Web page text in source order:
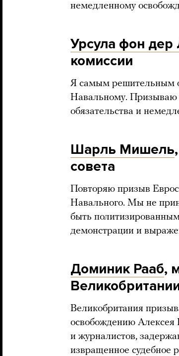
немедленному
Урсула фон дер
комиссии
Я самым решительным
Навальному. Призываю
обязательства и
Шарль Мишель
совета
Повторяю призыв
Навального. Мы не
быть
демонстрации и
Доминик Рааб,
Великобритания
освобождению Алексея
и журналистов,
извращенное судебное